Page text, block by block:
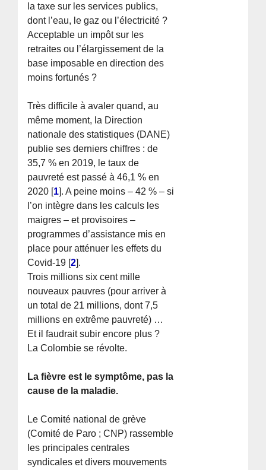
la taxe sur les services publics,
dont l’eau, le gaz ou l’électricité ?
Acceptable un impôt sur les
retraites ou l’élargissement de la
base imposable en direction des
moins fortunés ?
Très difficile à avaler quand, au
même moment, la Direction
nationale des statistiques (DANE)
publie ses derniers chiffres : de
35,7 % en 2019, le taux de
pauvreté est passé à 46,1 % en
2020 [1]. A peine moins – 42 % – si
l’on intègre dans les calculs les
maigres – et provisoires –
programmes d’assistance mis en
place pour atténuer les effets du
Covid-19 [2].
Trois millions six cent mille
nouveaux pauvres (pour arriver à
un total de 21 millions, dont 7,5
millions en extrême pauvreté) …
Et il faudrait subir encore plus ?
La Colombie se révolte.
La fièvre est le symptôme, pas la
cause de la maladie.
Le Comité national de grève
(Comité de Paro ; CNP) rassemble
les principales centrales
syndicales et divers mouvements